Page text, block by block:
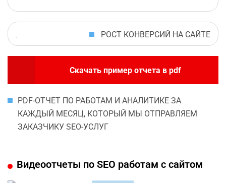
РОСТ КОНВЕРСИЙ НА САЙТЕ
Скачать пример отчета в pdf
PDF-ОТЧЕТ ПО РАБОТАМ И АНАЛИТИКЕ ЗА
КАЖДЫЙ МЕСЯЦ, КОТОРЫЙ МЫ ОТПРАВЛЯЕМ
ЗАКАЗЧИКУ SEO-УСЛУГ
Видеоотчеты по SEO работам с сайтом